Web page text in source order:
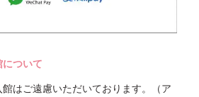
ついて
はご遠慮いただいております。（ア